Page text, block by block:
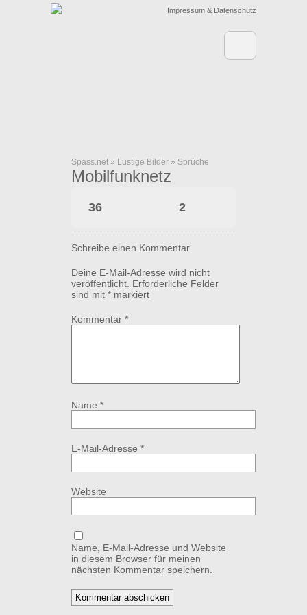
Impressum & Datenschutz
Spass.net » Lustige Bilder » Sprüche
Mobilfunknetz
36 2
Schreibe einen Kommentar
Deine E-Mail-Adresse wird nicht
veröffentlicht. Erforderliche Felder
sind mit * markiert
Kommentar *
Name *
E-Mail-Adresse *
Website
Name, E-Mail-Adresse und Website
in diesem Browser für meinen
nächsten Kommentar speichern.